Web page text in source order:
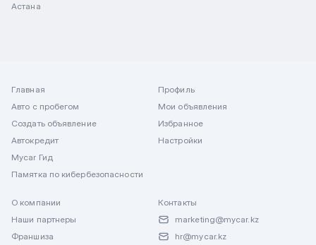
Астана
Главная
Авто с пробегом
Создать объявление
Автокредит
Mycar Гид
Памятка по кибербезопасности
Профиль
Мои объявления
Избранное
Настройки
О компании
Наши партнеры
Франшиза
Контакты
marketing@mycar.kz
hr@mycar.kz